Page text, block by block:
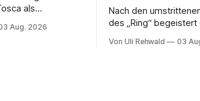
als
1950er-Jahre.
Aug. 2026
Nach den
des „Ring“ begeistert
fliegende Holländer“
Von Uli Rehwald 03